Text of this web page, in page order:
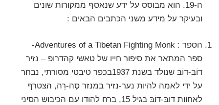
ה-19. הוא מבוסס על ידע שנאסף ממקורות שונים
ובעיקר על מידע משני הכתבים הבאים :
הספר : Adventures of a Tibetan Fighting Monk-
ספר המתאר את סיפור חייו של טאשי קהדרופ – נזיר
דוֹבּ-דוֹבּ שנולד בשנת 1937בכפר טיבטי מסורתי, נבחר
על ידי לאמה להיות נער-נזיר במנזר סֶה-רַה, הצטרף
לאחוות דוֹבּ-דוֹבּ בגיל 15, ברח להודו עם הכיבוש הסיני